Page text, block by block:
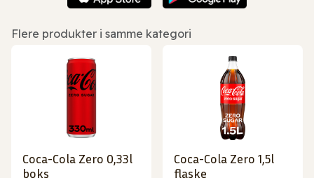
Flere produkter i samme kategori
Coca-Cola Zero 0,33l
boks
Coca-Cola Zero 1,5l
flaske